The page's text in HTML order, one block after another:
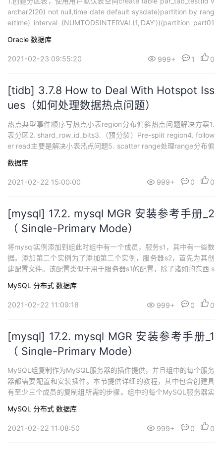
archar2(20) not null,time date default sysdate)partition by rang
e(time) interval (NUMTODSINTERVAL(1,'DAY'))(partition part01
Oracle 数据库
2021-02-23 09:55:20 999+ 1 0
[tidb] 3.7.8 How to Deal With Hotspot Iss
ues（如何处理数据热点问题）
热点典型事件顺序写热点小表region分布偏斜热点问题解决方案1.
表分区2. shard_row_id_bits3.（预分裂）Pre-split region4. follow
er read主要是解决小表热点问题5. scatter range处理range分布偏
数据库
2021-02-22 15:00:00 999+ 0 0
[mysql] 17.2. mysql MGR 安装参考手册_2
（ Single-Primary Mode）
将mysql实例添加到组此时组中有一个成员，服务s1，其中有一些数
据。添加第二个实例为了添加第二个实例，服务器s2，首先为其创
建配置文件。该配置类似于用于服务器s1的配置，除了诸如的东西 s
able other storage engines#disabled_storage_engines="MyISA
M,B...
MySQL 分布式 数据库
2021-02-22 11:09:18 999+ 0 0
[mysql] 17.2. mysql MGR 安装参考手册_1
（ Single-Primary Mode）
MySQL组复制作为MySQL服务器的插件提供，并且组中的每个服务
器都需要配置和安装插件。本节提供详细的教程，其中包含创建具
有至少三个成员的复制组所需的步骤。组中的每个MySQL服务器实
本节说明如何使用三个MySQL Server实例创建复制组，每个实例在
不同的主机上运行。 Group ArchitectureConfigurin...
MySQL 分布式 数据库
2021-02-22 11:08:50 999+ 0 0